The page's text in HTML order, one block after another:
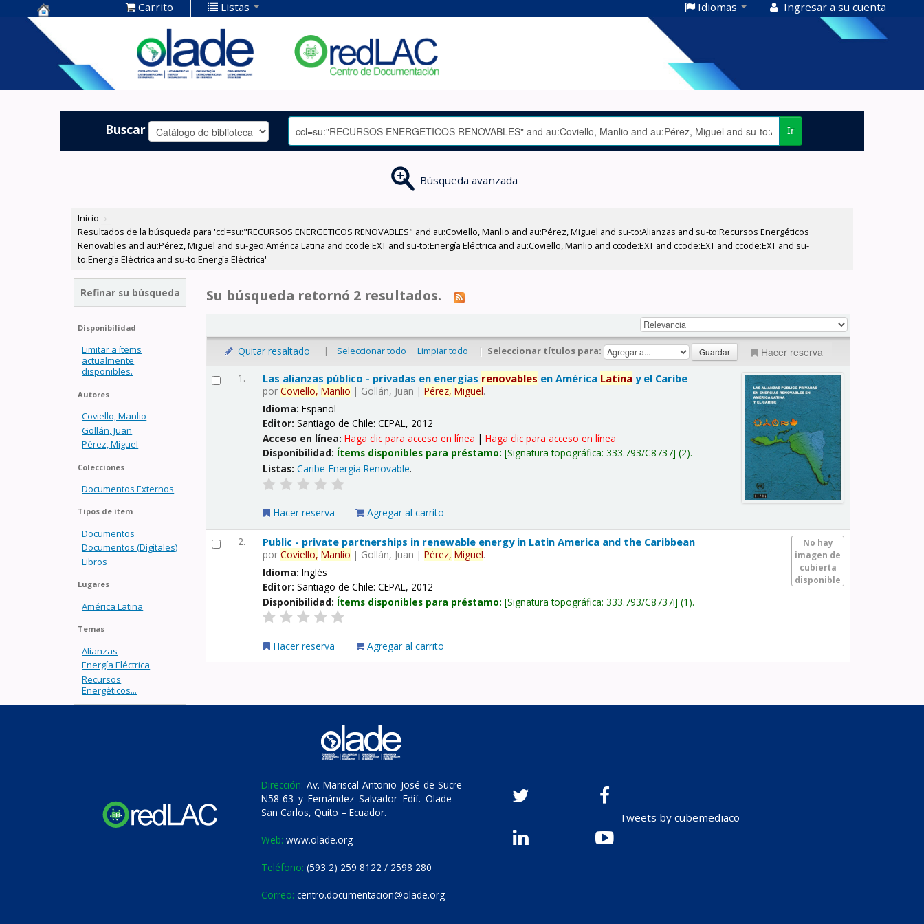
Centro de
Documentación
OLADE -
Carrito Listas Idiomas Ingresar a su cuenta
Buscar Ir
Búsqueda avanzada
Inicio ›
Resultados de la búsqueda para 'ccl=su:"RECURSOS ENERGETICOS RENOVABLES" and au:Coviello, Manlio and au:Pérez, Miguel and su-to:Alianzas and su-to:Recursos Energéticos
Renovables and au:Pérez, Miguel and su-geo:América Latina and ccode:EXT and su-to:Energía Eléctrica and au:Coviello, Manlio and ccode:EXT and ccode:EXT and ccode:EXT and su-
to:Energía Eléctrica and su-to:Energía Eléctrica'
Refinar su búsqueda
Disponibilidad
Limitar a ítems
actualmente
disponibles.
Autores
Coviello, Manlio
Gollán, Juan
Pérez, Miguel
Colecciones
Documentos Externos
Tipos de ítem
Documentos
Documentos (Digitales)
Libros
Lugares
América Latina
Temas
Alianzas
Energía Eléctrica
Recursos
Energéticos...
Su búsqueda retornó 2 resultados.
Quitar resaltado | Seleccionar todo Limpiar todo | Seleccionar títulos para: Hacer reserva
1. Las alianzas público - privadas en energías renovables en América Latina y el Caribe
porCoviello, Manlio | Gollán, Juan |Pérez, Miguel.
Idioma:Español
Editor:Santiago de Chile: CEPAL, 2012
Acceso en línea:Haga clic para acceso en línea |Haga clic para acceso en línea
Disponibilidad: Ítems disponibles para préstamo: Signatura topográfica:333.793/C8737 (2).
Listas: Caribe-Energía Renovable.
Hacer reserva Agregar al carrito
2.
No hay
imagen de
cubierta
disponible
Public - private partnerships in renewable energy in Latin America and the Caribbean
porCoviello, Manlio | Gollán, Juan |Pérez, Miguel.
Idioma:Inglés
Editor:Santiago de Chile: CEPAL, 2012
Disponibilidad: Ítems disponibles para préstamo: Signatura topográfica:333.793/C8737i (1).
Hacer reserva Agregar al carrito
Dirección: Av. Mariscal Antonio José de Sucre
N58-63 y Fernández Salvador Edif. Olade –
San Carlos, Quito – Ecuador.
Web: www.olade.org
Teléfono: (593 2) 259 8122 / 2598 280
Correo: centro.documentacion@olade.org
Tweets by cubemediaco